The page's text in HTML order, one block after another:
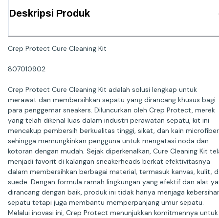
Deskripsi Produk
Crep Protect Cure Cleaning Kit
807010902
Crep Protect Cure Cleaning Kit adalah solusi lengkap untuk
merawat dan membersihkan sepatu yang dirancang khusus bagi
para penggemar sneakers. Diluncurkan oleh Crep Protect, merek
yang telah dikenal luas dalam industri perawatan sepatu, kit ini
mencakup pembersih berkualitas tinggi, sikat, dan kain
sehingga memungkinkan pengguna untuk mengatasi noda dan
kotoran dengan mudah. Sejak diperkenalkan, Cure Cleaning Kit
menjadi favorit di kalangan sneakerheads berkat efektivitasnya
dalam membersihkan berbagai material, termasuk kanvas, kulit,
suede. Dengan formula ramah lingkungan yang efektif dan alat
dirancang dengan baik, produk ini tidak hanya menjaga
sepatu tetapi juga membantu memperpanjang umur sepatu.
Melalui inovasi ini, Crep Protect menunjukkan komitmennya untuk